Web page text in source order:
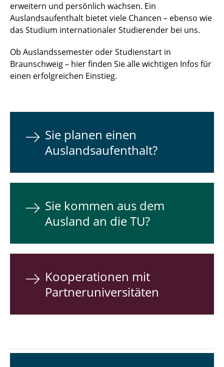
erweitern und persönlich wachsen. Ein
Auslandsaufenthalt bietet viele Chancen – ebenso wie
das Studium internationaler Studierender bei uns.
Ob Auslandssemester oder Studienstart in
Braunschweig – hier finden Sie alle wichtigen Infos für
einen erfolgreichen Einstieg.
Sie planen einen
Auslandsaufenthalt?
Sie kommen aus dem
Ausland an die TU?
Kooperationen mit
Partneruniversitäten